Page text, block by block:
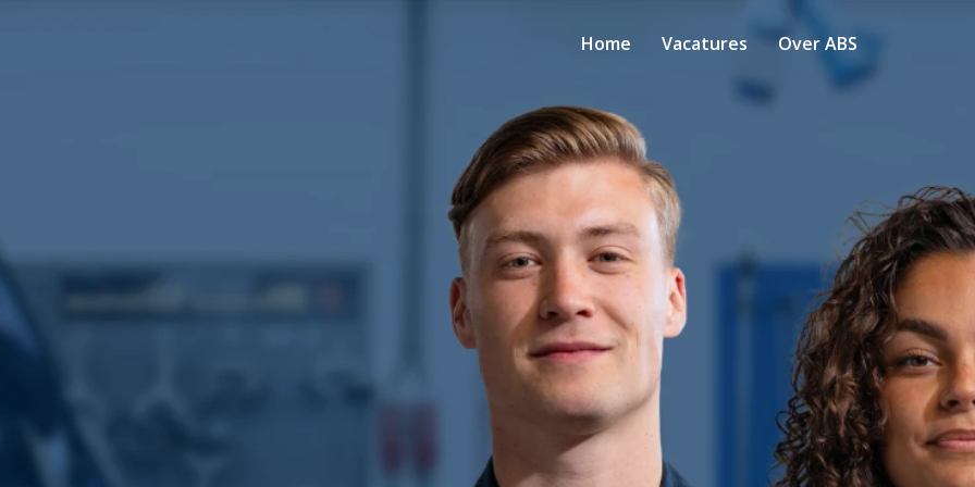
Home Vacatures Over ABS